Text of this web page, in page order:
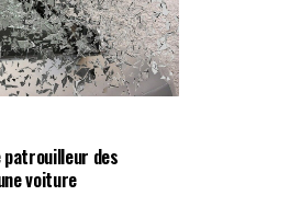
patrouilleur des
voiture